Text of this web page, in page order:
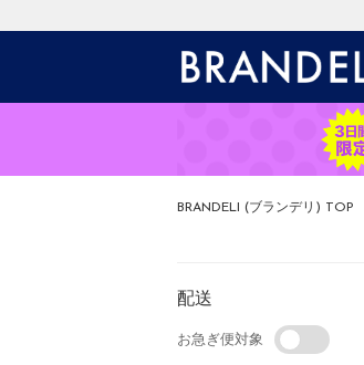
BRANDELI (ブランデリ) TOP
配送
お急ぎ便対象